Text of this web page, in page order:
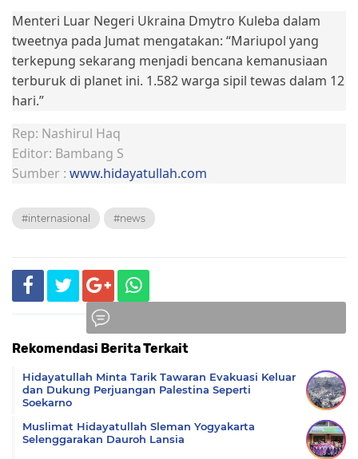
Menteri Luar Negeri Ukraina Dmytro Kuleba dalam
tweetnya pada Jumat mengatakan: “Mariupol yang
terkepung sekarang menjadi bencana kemanusiaan
terburuk di planet ini. 1.582 warga sipil tewas dalam 12
hari.”
Rep: Nashirul Haq
Editor: Bambang S
Sumber : www.hidayatullah.com
#internasional #news
Rekomendasi Berita Terkait
Hidayatullah Minta Tarik Tawaran Evakuasi Keluar
dan Dukung Perjuangan Palestina Seperti
Soekarno
Muslimat Hidayatullah Sleman Yogyakarta
Selenggarakan Dauroh Lansia